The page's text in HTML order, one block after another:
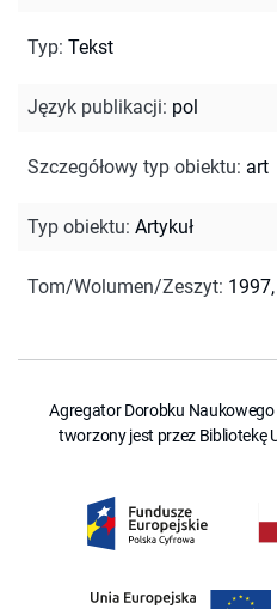
Typ: Tekst
Język publikacji: pol
Szczegółowy typ obiektu: art
Typ obiektu: Artykuł
Tom/Wolumen/Zeszyt:
Agregator Dorobku
tworzony jest przez Bibliotekę